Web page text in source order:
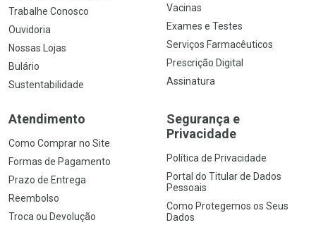
Trabalhe Conosco
Ouvidoria
Nossas Lojas
Bulário
Sustentabilidade
Vacinas
Exames e Testes
Serviços Farmacêuticos
Prescrição Digital
Assinatura
Atendimento
Como Comprar no Site
Formas de Pagamento
Prazo de Entrega
Reembolso
Troca ou Devolução
Segurança e
Privacidade
Política de Privacidade
Portal do Titular de Dados
Pessoais
Como Protegemos os Seus
Dados